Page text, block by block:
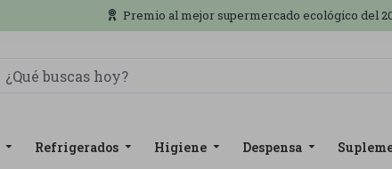
Premio al mejor supermercado ecológico del
Refrigerados Higiene Despensa